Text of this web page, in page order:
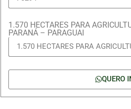
1.570 HECTARES PARA
PARANÁ – PARAGUAI
QUERO